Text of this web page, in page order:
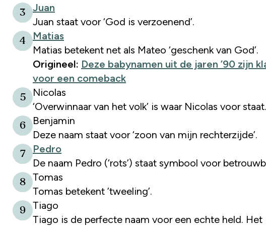
3
Juan
Juan staat voor ‘God is verzoenend’.
4
Matias
Matias betekent net als Mateo ‘geschenk van God’.
Origineel: Deze babynamen uit de jaren ’90 zijn
voor een comeback
5
Nicolas
‘Overwinnaar van het volk’ is waar Nicolas voor staat.
6
Benjamin
Deze naam staat voor ‘zoon van mijn rechterzijde’.
7
Pedro
De naam Pedro (‘rots’) staat symbool voor
8
Tomas
Tomas betekent ’tweeling’.
9
Tiago
Tiago is de perfecte naam voor een echte held. Het